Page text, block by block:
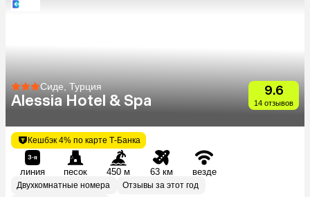
Сиде, Турция
Alessia Hotel & Spa
9.6
14 отзывов
Кешбэк 4% по карте Т-Банка
линия песок 450 м 63 км везде
Двухкомнатные номера
Отзывы за этот год